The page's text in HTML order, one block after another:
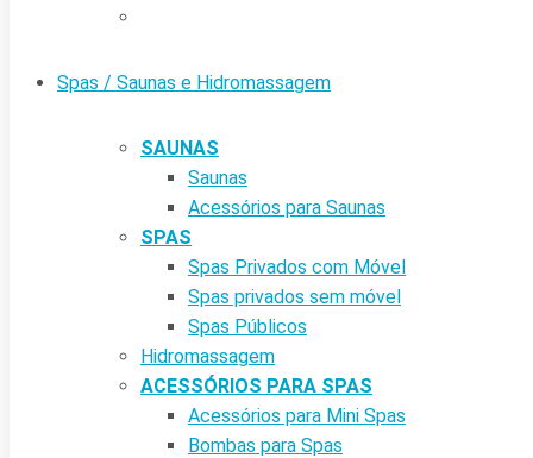
Spas / Saunas e Hidromassagem
SAUNAS
Saunas
Acessórios para Saunas
SPAS
Spas Privados com Móvel
Spas privados sem móvel
Spas Públicos
Hidromassagem
ACESSÓRIOS PARA SPAS
Acessórios para Mini Spas
Bombas para Spas